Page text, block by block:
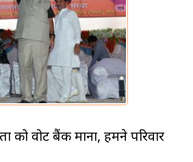
को वोट बैंक माना, हमने परिवार